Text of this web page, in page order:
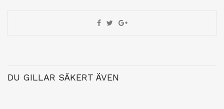
DU GILLAR SÄKERT ÄVEN